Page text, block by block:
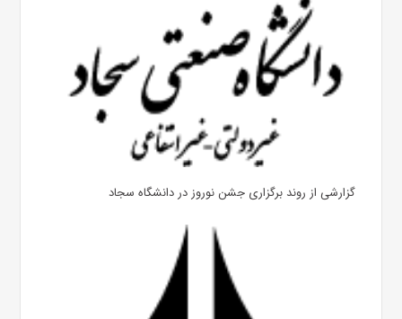
گزارشی از روند برگزاری جشن نوروز در دانشگاه سجاد